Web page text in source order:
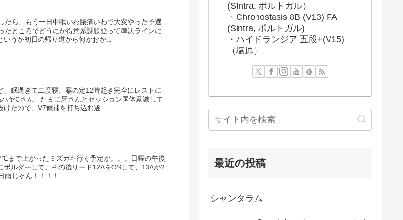
たら、もう一日中眠いわ腰痛いわで大変やった予選
たところでどうにか得意系課題登って準決ラインに
うか初日の帰り道から何かおか...
眠過ぎて二度寝、案の定12時起き完全にレストに
ヤCさん、たまに牙さんとセッション国体意識して
たので、V7候補を打ち込む遂...
まで上がったミズガキ行く予定が。。。日曜の午後
ルダーして、その後リード12AをOSして、13Aが2
雨じゃん！！！！
(SIntra, ポルトガル）
・Chronostasis 8B (V13) FA
(Sintra, ポルトガル)
・ハイドランジア 五段+(V15)
（塩原）
最近の投稿
シャンタラム